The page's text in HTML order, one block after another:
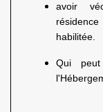
avoir
habilitée.
Qui